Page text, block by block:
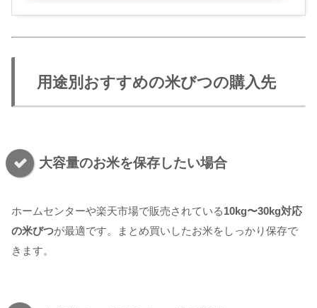
用途別おすすめの米びつの購入先
大容量のお米を保存したい場合
ホームセンターや楽天市場で販売されている10kg〜30kg対応
の米びつが最適です。まとめ買いしたお米をしっかり保存で
きます。